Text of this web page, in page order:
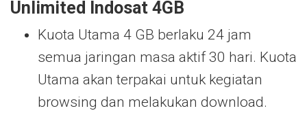
Unlimited Indosat 4GB
Kuota Utama 4 GB berlaku 24 jam
semua jaringan masa aktif 30 hari. Kuota
Utama akan terpakai untuk kegiatan
browsing dan melakukan download.